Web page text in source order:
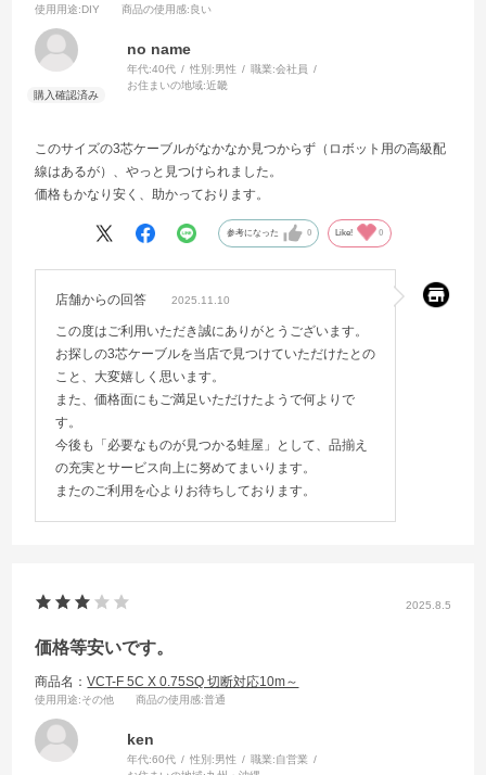
使用用途:DIY 商品の使用感:良い
no name
年代:40代 性別:男性 職業:会社員
お住まいの地域:近畿
このサイズの3芯ケーブルがなかなか見つからず（ロボット用の高級配
線はあるが）、やっと見つけられました。
価格もかなり安く、助かっております。
参考になった 0 Like! 0
店舗からの回答 2025.11.10
この度はご利用いただき誠にありがとうございます。
お探しの3芯ケーブルを当店で見つけていただけたとの
こと、大変嬉しく思います。
また、価格面にもご満足いただけたようで何よりで
す。
今後も「必要なものが見つかる蛙屋」として、品揃え
の充実とサービス向上に努めてまいります。
またのご利用を心よりお待ちしております。
2025.8.5
価格等安いです。
商品名：VCT-F 5C X 0.75SQ 切断対応10m～
使用用途:その他 商品の使用感:普通
ken
年代:60代 性別:男性 職業:自営業